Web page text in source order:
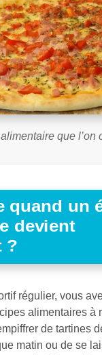
que l’on
quand un
devient
?
régulier, vous
alimentaires à
de tartines
matin ou de se